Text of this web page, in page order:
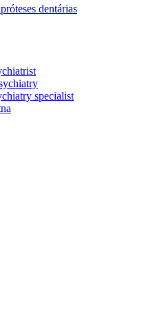
dentárias
specialist